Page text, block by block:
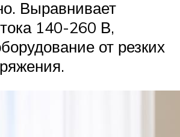
Выравнивает
140-260 В,
от резких